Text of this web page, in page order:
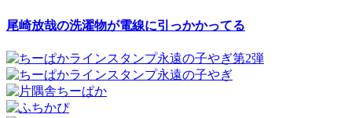
尾崎放哉の洗濯物が電線に引っかかってる